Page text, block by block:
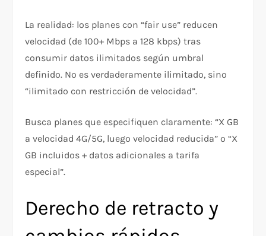
La realidad: los planes con “fair use” reducen
velocidad (de 100+ Mbps a 128 kbps) tras
consumir datos ilimitados según umbral
definido. No es verdaderamente ilimitado, sino
“ilimitado con restricción de velocidad”.​
Busca planes que especifiquen claramente: “X GB
a velocidad 4G/5G, luego velocidad reducida” o “X
GB incluidos + datos adicionales a tarifa
especial”.​
Derecho de retracto y